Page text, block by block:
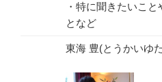
・特に聞きたいこ
となど
東海 豊(とうかいゆ